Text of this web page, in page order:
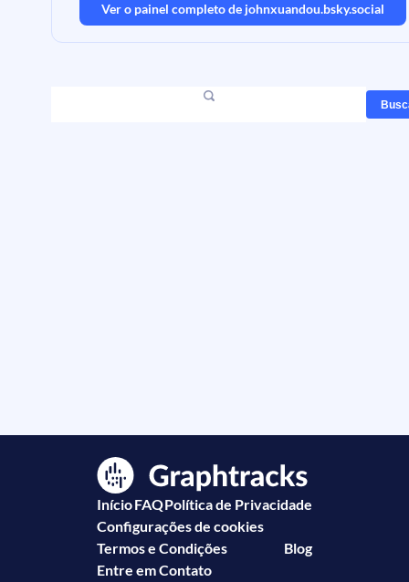
Ver o painel completo de johnxuandou.bsky.social
InícioFAQPolítica de Privacidade
Configurações de cookies
Termos e Condições
Blog
Entre em Contato